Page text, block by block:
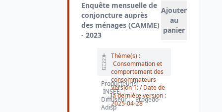
Enquête mensuelle de
conjoncture auprès
des ménages (CAMME)
- 2023
Ajouter
au
panier
Thème(s) :
Consommation et
comportement des
consommateurs
Version 1./ Date de
la dernière version :
2025-04-28
Producteur(s) :
INSEE ;
Diffuseur :
Progedo-
Adisp